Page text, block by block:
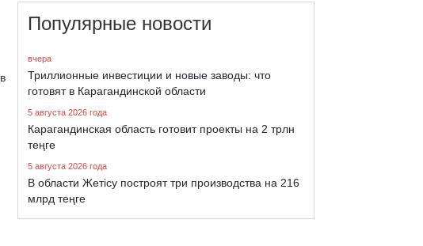
Популярные новости
вчера
Триллионные инвестиции и новые заводы: что
готовят в Карагандинской области
5 августа 2026 года
Карагандинская область готовит проекты на 2 трлн
теңге
5 августа 2026 года
В области Жетісу построят три производства на 216
млрд теңге